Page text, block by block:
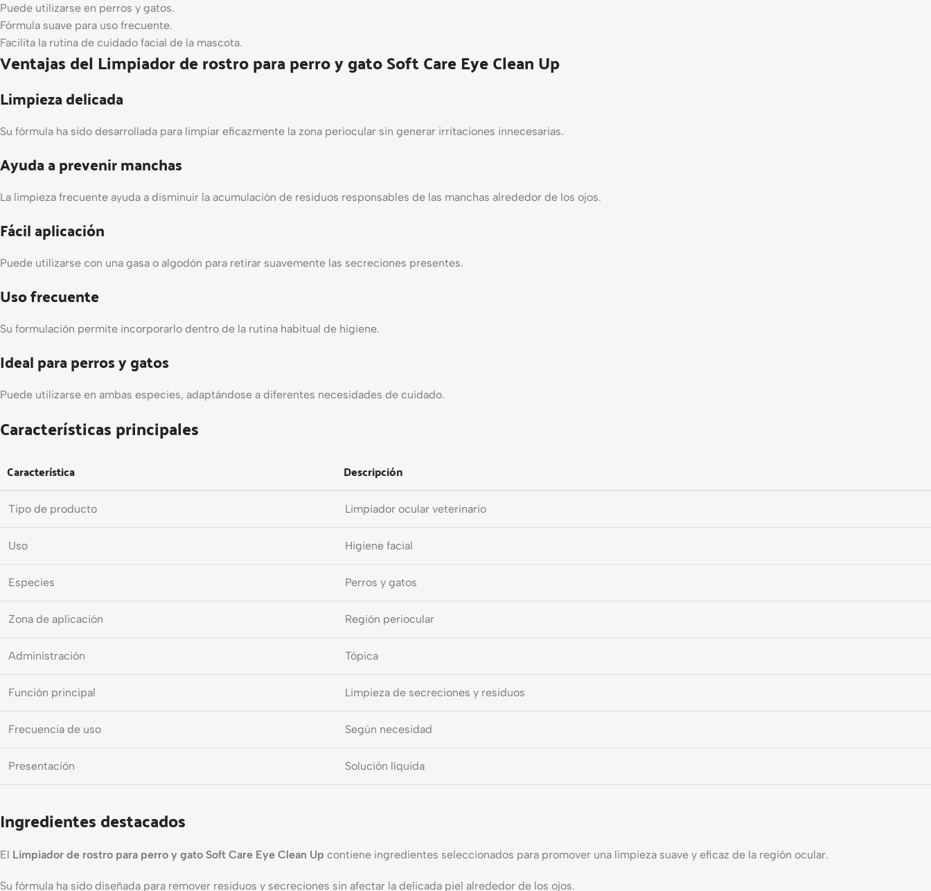
Puede utilizarse en perros y gatos.
Fórmula suave para uso frecuente.
Facilita la rutina de cuidado facial de la mascota.
Ventajas del Limpiador de rostro para perro y gato Soft Care Eye Clean Up
Limpieza delicada
Su fórmula ha sido desarrollada para limpiar eficazmente la zona periocular sin generar irritaciones innecesarias.
Ayuda a prevenir manchas
La limpieza frecuente ayuda a disminuir la acumulación de residuos responsables de las manchas alrededor de los ojos.
Fácil aplicación
Puede utilizarse con una gasa o algodón para retirar suavemente las secreciones presentes.
Uso frecuente
Su formulación permite incorporarlo dentro de la rutina habitual de higiene.
Ideal para perros y gatos
Puede utilizarse en ambas especies, adaptándose a diferentes necesidades de cuidado.
Características principales
Característica Descripción
Tipo de producto Limpiador ocular veterinario
Uso Higiene facial
Especies Perros y gatos
Zona de aplicación Región periocular
Administración Tópica
Función principal Limpieza de secreciones y residuos
Frecuencia de uso Según necesidad
Presentación Solución líquida
Ingredientes destacados
El Limpiador de rostro para perro y gato Soft Care Eye Clean Up contiene ingredientes seleccionados para promover una limpieza suave y eficaz de la región ocular.
Su fórmula ha sido diseñada para remover residuos y secreciones sin afectar la delicada piel alrededor de los ojos.